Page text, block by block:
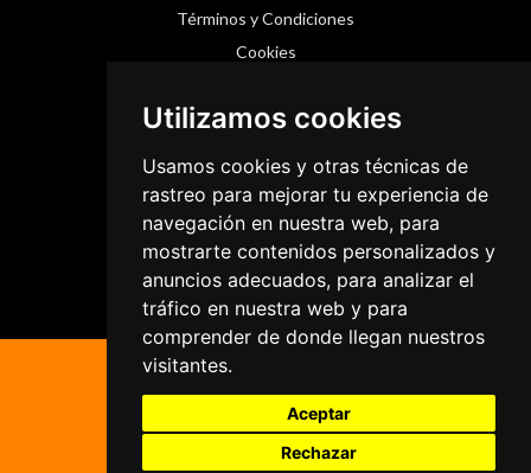
Utilizamos cookies
Usamos cookies y otras técnicas de
rastreo para mejorar tu experiencia de
navegación en nuestra web, para
mostrarte contenidos personalizados y
anuncios adecuados, para analizar el
tráfico en nuestra web y para
comprender de donde llegan nuestros
visitantes.
Aceptar
Rechazar
Términos y Condiciones
Cookies
Instagram
Facebook
Threads